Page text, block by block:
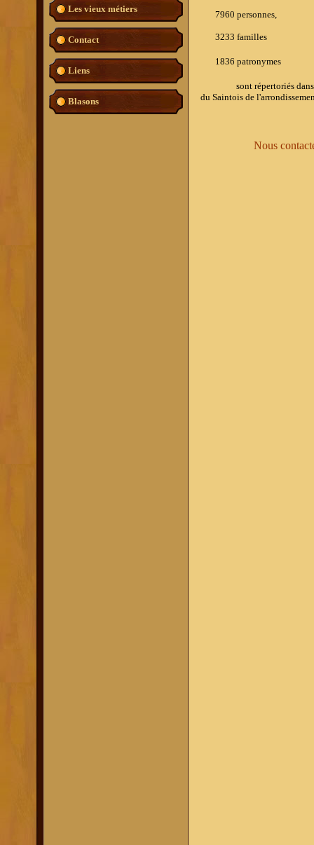
Les vieux métiers
Contact
Liens
Blasons
7960 personnes,
3233 familles
1836 patronymes
sont répertoriés dans
du Saintois de
Nous contacter